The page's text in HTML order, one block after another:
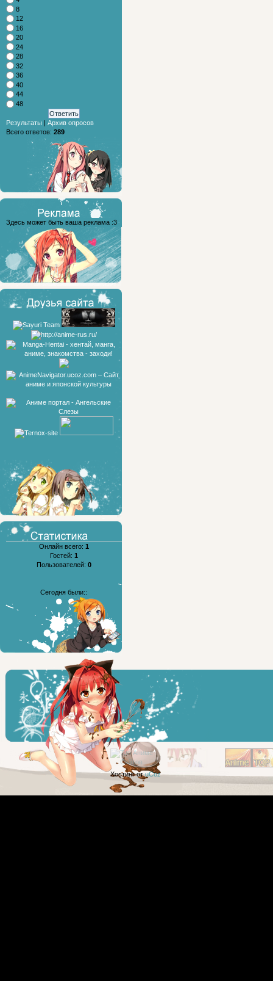
8
12
16
20
24
28
32
36
40
44
48
Результаты | Архив опросов
Всего ответов: 289
Здесь может быть ваша реклама :3
Онлайн всего: 1
Гостей: 1
Пользователей: 0
Сегодня были::
Хостинг отuCoz